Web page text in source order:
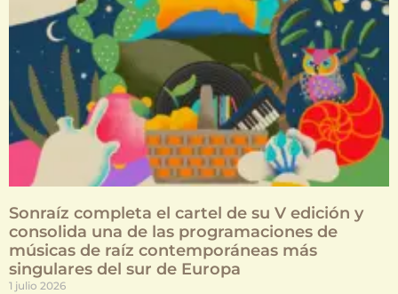
Sonraíz completa el cartel de su V edición y
consolida una de las programaciones de
músicas de raíz contemporáneas más
singulares del sur de Europa
1 julio 2026